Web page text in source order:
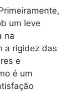
um leve
na
a rigidez das
e
é um